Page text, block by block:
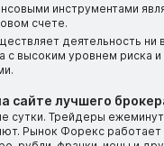
инструментами
счете.
деятельность
с высоким уровнем
сайте лучшего
сутки. Трейдеры
Рынок Форекс